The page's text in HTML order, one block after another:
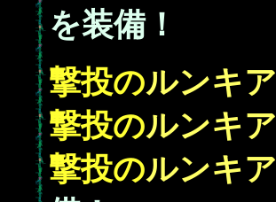
を装備！
撃投のルンキア
撃投のルンキア
撃投のルンキア